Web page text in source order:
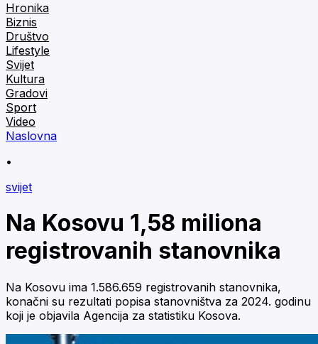
Hronika
Biznis
Društvo
Lifestyle
Svijet
Kultura
Gradovi
Sport
Video
Naslovna
•
svijet
Na Kosovu 1,58 miliona
registrovanih stanovnika
Na Kosovu ima 1.586.659 registrovanih stanovnika,
konačni su rezultati popisa stanovništva za 2024. godinu
koji je objavila Agencija za statistiku Kosova.